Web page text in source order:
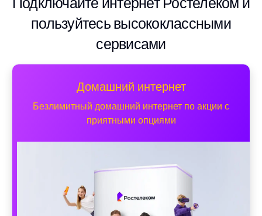
пользуйтесь высококлассными
сервисами
Домашний интернет
Безлимитный домашний интернет по акции с
приятными опциями